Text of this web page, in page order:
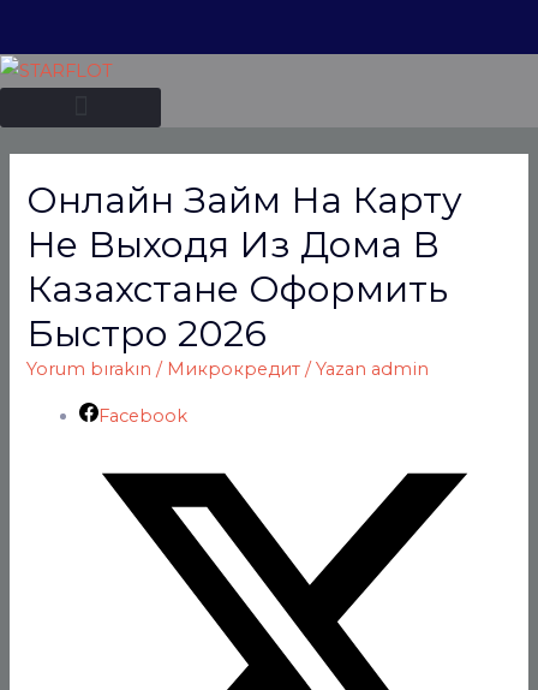
Онлайн Займ На Карту
Не Выходя Из Дома В
Казахстане Оформить
Быстро 2026
Yorum bırakın / Микрокредит / Yazan admin
Facebook